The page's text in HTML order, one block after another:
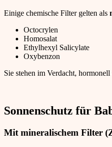
Einige chemische Filter gelten als
Octocrylen
Homosalat
Ethylhexyl Salicylate
Oxybenzon
Sie stehen im Verdacht,
Sonnenschutz für
Mit mineralischem Filter